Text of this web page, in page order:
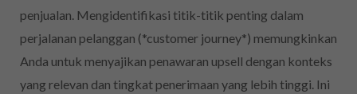
penjualan. Mengidentifikasi titik-titik penting dalam
perjalanan pelanggan (*customer journey*) memungkinkan
Anda untuk menyajikan penawaran upsell dengan konteks
yang relevan dan tingkat penerimaan yang lebih tinggi. Ini